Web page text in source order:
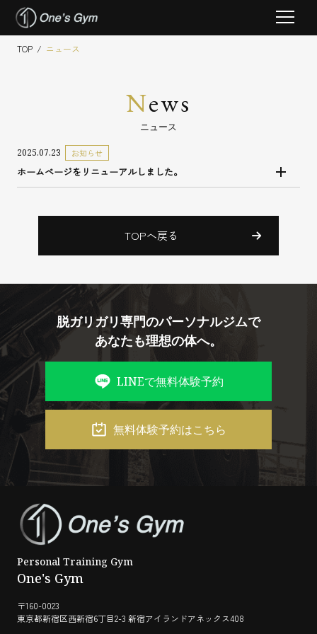
SkipTOP / ニュース
News
ニュース
2025.07.23 お知らせ
ホームページをリニューアルしました。
TOPへ戻る
脱ガリガリ専門のパーソナルジムで
あなたも理想の体へ。
LINEで無料体験予約
無料体験予約はこちら
Personal Training Gym
One's Gym
〒160-0023
東京都新宿区西新宿6丁目2-3 新宿アイランドアネックス408